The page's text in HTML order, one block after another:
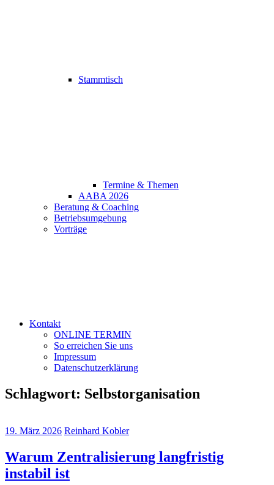
Stammtisch
Termine & Themen
AABA 2026
Beratung & Coaching
Betriebsumgebung
Vorträge
Kontakt
ONLINE TERMIN
So erreichen Sie uns
Impressum
Datenschutzerklärung
Schlagwort: Selbstorganisation
19. März 2026 Reinhard Kobler
Warum Zentralisierung langfristig
instabil ist